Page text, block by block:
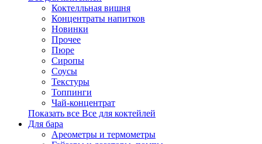
Коктелльная вишня
Концентраты напитков
Новинки
Прочее
Пюре
Сиропы
Соусы
Текстуры
Топпинги
Чай-концентрат
Показать все Все для коктейлей
Для бара
Ареометры и термометры